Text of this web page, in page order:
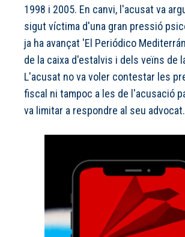
1998 i 2005. En canvi, l'acusat va
sigut víctima d'una gran pressió
ja ha avançat 'El Periódico
de la caixa d'estalvis i dels veïns de
L'acusat no va voler contestar les
fiscal ni tampoc a les de l'acusació
va limitar a respondre al seu advocat.